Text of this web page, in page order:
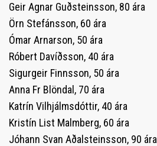
Geir Agnar Guðsteinsson, 80 ára
Örn Stefánsson, 60 ára
Ómar Arnarson, 50 ára
Róbert Davíðsson, 40 ára
Sigurgeir Finnsson, 50 ára
Anna Fr Blöndal, 70 ára
Katrín Vilhjálmsdóttir, 40 ára
Kristín List Malmberg, 60 ára
Jóhann Svan Aðalsteinsson, 90 ára